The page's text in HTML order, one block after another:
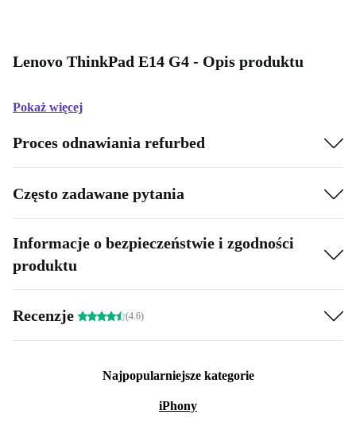
Lenovo ThinkPad E14 G4 - Opis produktu
Pokaż więcej
Proces odnawiania refurbed
Często zadawane pytania
Informacje o bezpieczeństwie i zgodności
produktu
Recenzje (4.6)
Najpopularniejsze kategorie
iPhony